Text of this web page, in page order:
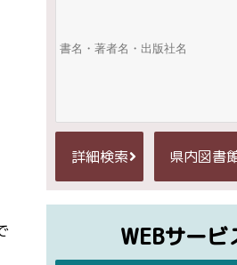
詳細検索 県内図書
WEBサービ